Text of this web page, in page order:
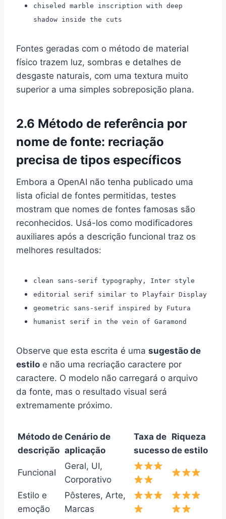
chiseled marble inscription with deep
shadow inside the cuts
Fontes geradas com o método de material
físico trazem luz, sombras e detalhes de
desgaste naturais, com uma textura muito
superior a uma simples sobreposição plana.
2.6 Método de referência por
nome de fonte: recriação
precisa de tipos específicos
Embora a OpenAI não tenha publicado uma
lista oficial de fontes permitidas, testes
mostram que nomes de fontes famosas são
reconhecidos. Usá-los como modificadores
auxiliares após a descrição funcional traz os
melhores resultados:
clean sans-serif typography, Inter style
editorial serif similar to Playfair Display
geometric sans-serif inspired by Futura
humanist serif in the vein of Garamond
Observe que esta escrita é uma sugestão de
estilo e não uma recriação caractere por
caractere. O modelo não carregará o arquivo
da fonte, mas o resultado visual será
extremamente próximo.
Método de
descrição
Cenário de
aplicação
Taxa de
sucesso
Riqueza
de estilo
Funcional
Geral, UI,
Corporativo
Estilo e
emoção
Pôsteres, Arte,
Marcas